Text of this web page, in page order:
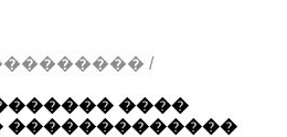
/
����
�������������